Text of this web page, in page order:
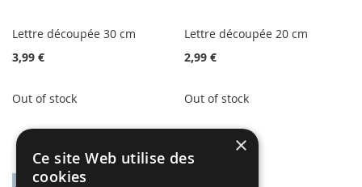
Lettre découpée 30 cm
3,99 €
Out of stock
Lettre découpée 20 cm
2,99 €
Out of stock
×
Ce site Web utilise des
cookies